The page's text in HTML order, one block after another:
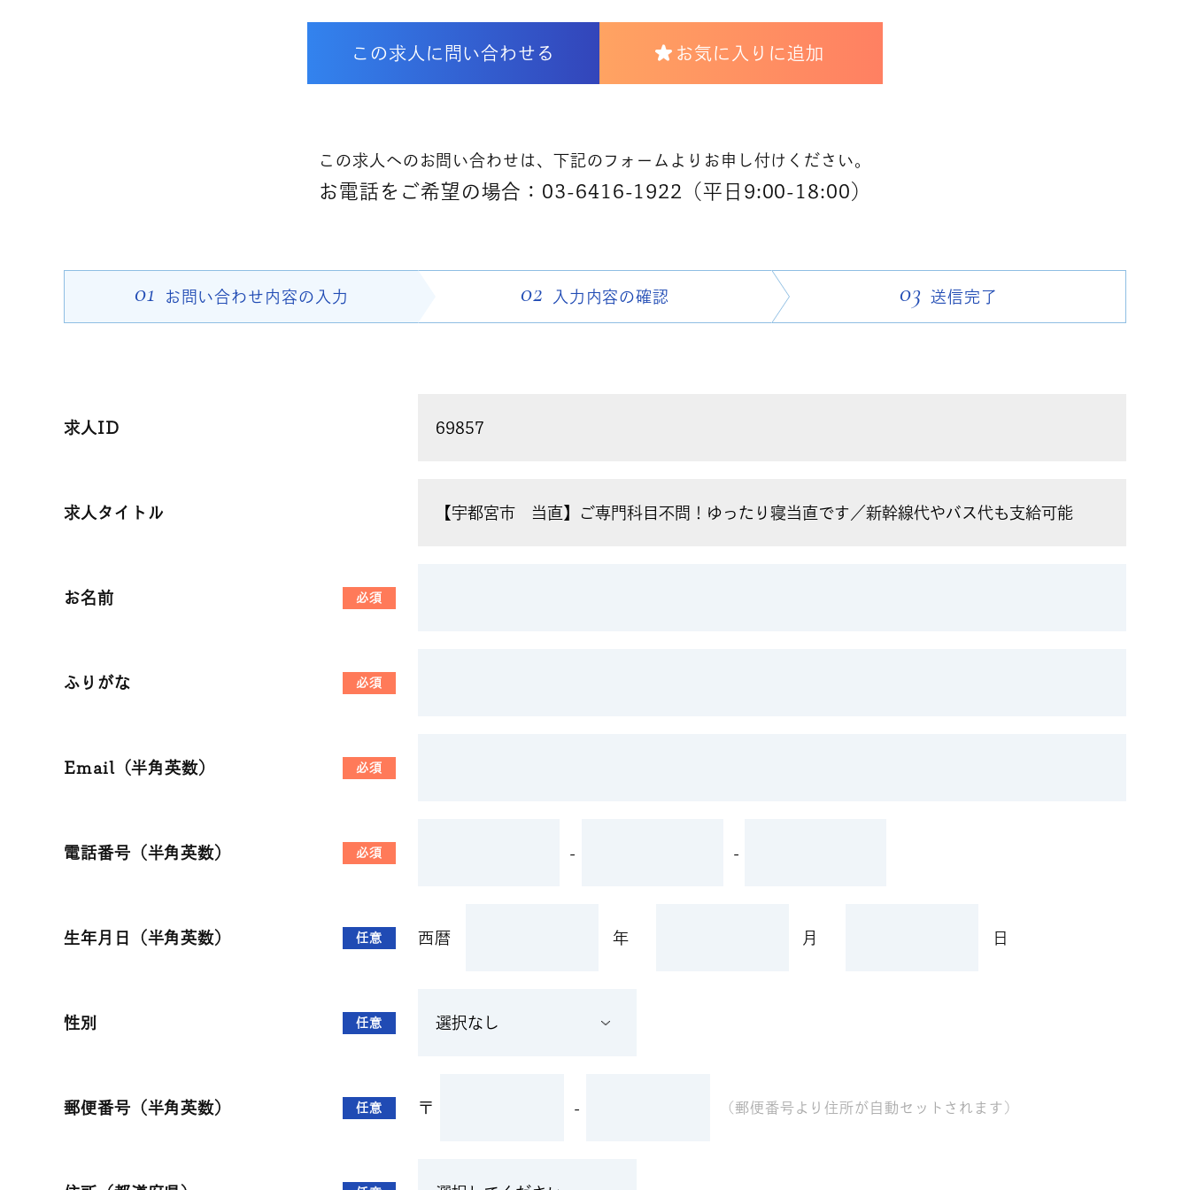
この求人に問い合わせる お気に入りに追加
この求人へのお問い合わせは、下記のフォームよりお申し付けください。
お電話をご希望の場合：03-6416-1922（平日9:00-18:00）
01 お問い合わせ 内容の入力 02 入力内容の確認 03 送信完了
求人ID
求人タイトル
お名前 必須
ふりがな 必須
Email（半角英数） 必須
電話番号（半角英数） 必須 - -
生年月日（半角英数） 任意 西暦 年 月 日
性別 任意
郵便番号（半角英数） 任意 〒 - (郵便番号より住所が自動セットされます)